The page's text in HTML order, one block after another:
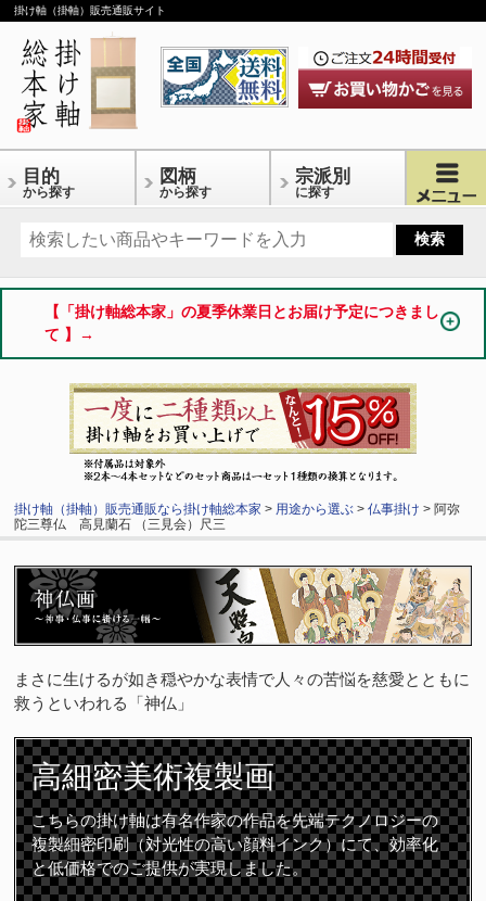
掛け軸（掛軸）販売通販サイト
目的
から探す
図柄
から探す
宗派別
に探す
【「掛け軸総本家」の夏季休業日とお届け予定につきまし
て 】→
掛け軸（掛軸）販売通販なら掛け軸総本家 > 用途から選ぶ >仏事掛け > 阿弥
陀三尊仏 高見蘭石 （三見会）尺三
まさに生けるが如き穏やかな表情で人々の苦悩を慈愛とともに
救うといわれる「神仏」
高細密美術複製画
こちらの掛け軸は有名作家の作品を先端テクノロジーの
複製細密印刷（対光性の高い顔料インク）にて、効率化
と低価格でのご提供が実現しました。